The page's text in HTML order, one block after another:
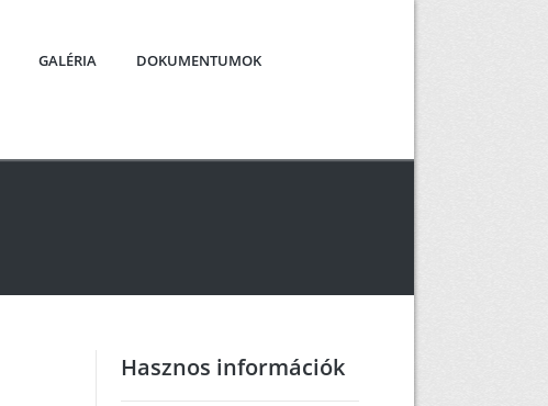
GALÉRIA DOKUMENTUMOK
Hasznos információk